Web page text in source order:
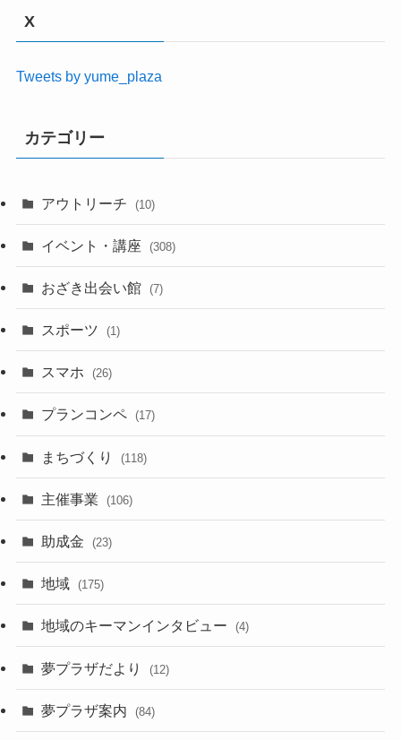
X
Tweets by yume_plaza
カテゴリー
アウトリーチ (10)
イベント・講座 (308)
おざき出会い館 (7)
スポーツ (1)
スマホ (26)
プランコンペ (17)
まちづくり (118)
主催事業 (106)
助成金 (23)
地域 (175)
地域のキーマンインタビュー (4)
夢プラザだより (12)
夢プラザ案内 (84)